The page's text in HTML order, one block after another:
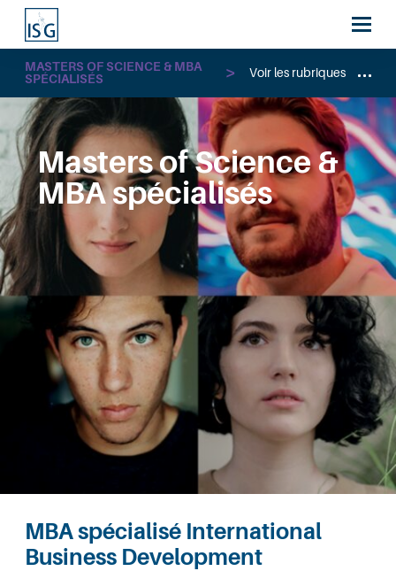
Masters of Science &
MBA spécialisés
MASTERS OF SCIENCE & MBA
SPÉCIALISÉS
Voir les rubriques
MBA spécialisé International
Business Development